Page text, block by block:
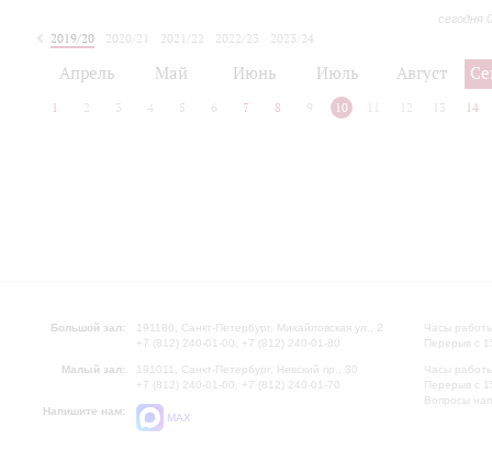
сегодня
2019/20 2020/21 2021/22 2022/23
2023/24
Апрель Май Июнь Июль Август
1 2 3 4 5 6 7 8 9 10 12 13 14
Большой зал:
191186, Санкт-Петербург, Михайловская ул., 2
+7 (812) 240-01-00, +7 (812) 240-01-80
Малый зал:
191011, Санкт-Петербург, Невский пр., 30
+7 (812) 240-01-00, +7 (812) 240-01-70
Напишите нам:
MAX
Часы
Перерыв с
Часы
Перерыв с
Вопросы